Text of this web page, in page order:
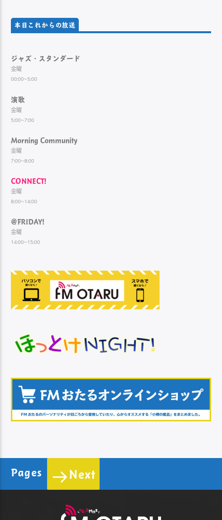
本日これからの放送
ジャズ・スタンダード
金曜
00:00~5:00
演歌
金曜
5:00~7:00
Morning Community
金曜
7:00~8:00
CONNECT!
金曜
8:00~14:00
@FRIDAY!
金曜
14:00~15:00
Pages Next